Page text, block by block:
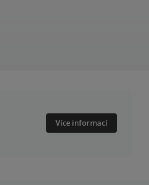
Více informací